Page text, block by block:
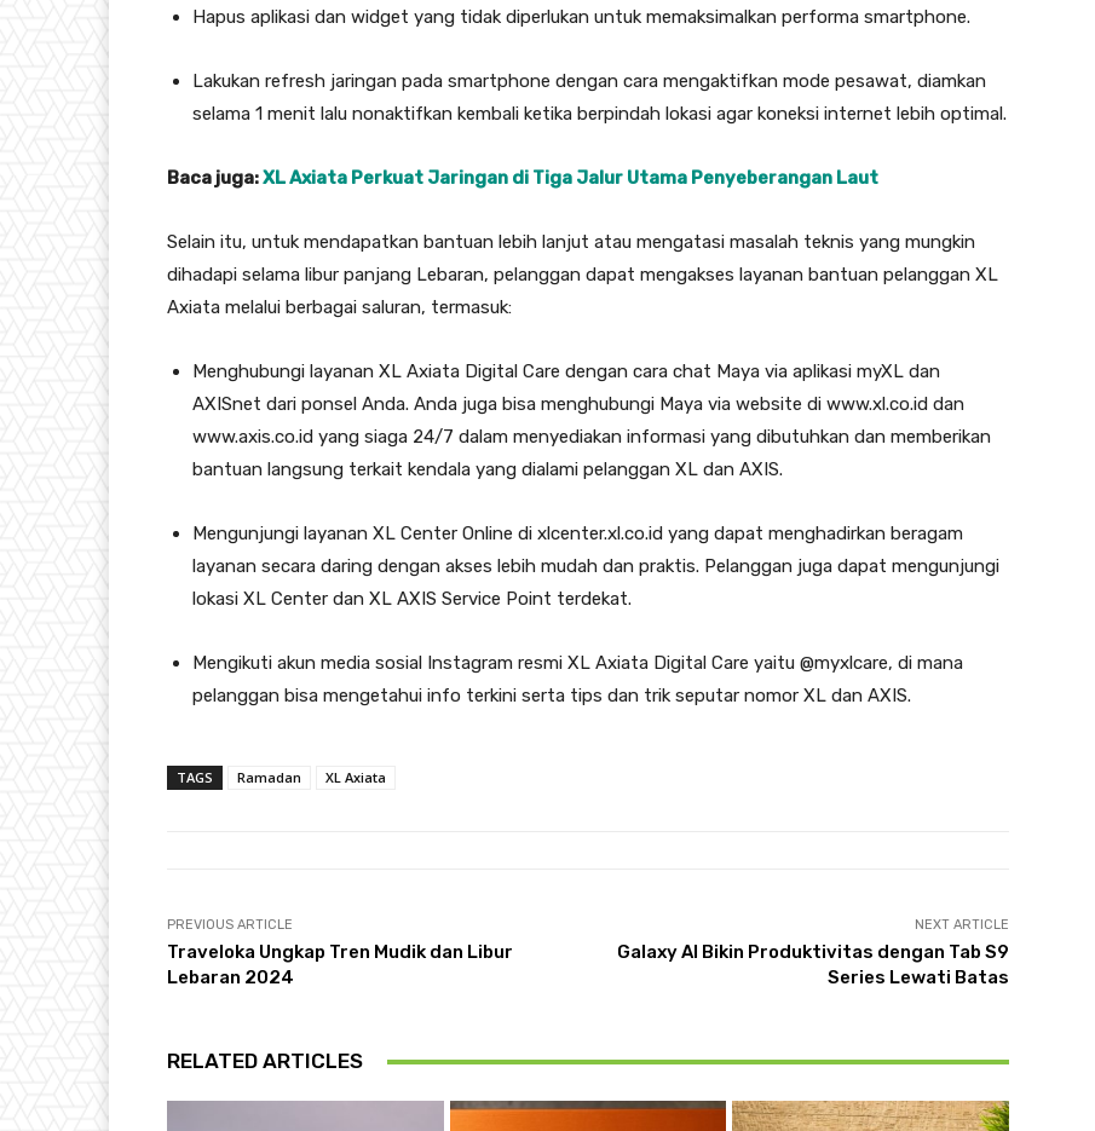
Hapus aplikasi dan widget yang tidak diperlukan untuk memaksimalkan performa smartphone.
Lakukan refresh jaringan pada smartphone dengan cara mengaktifkan mode pesawat, diamkan
selama 1 menit lalu nonaktifkan kembali ketika berpindah lokasi agar koneksi internet lebih optimal.
Baca juga:XL Axiata Perkuat Jaringan di Tiga Jalur Utama Penyeberangan Laut
Selain itu, untuk mendapatkan bantuan lebih lanjut atau mengatasi masalah teknis yang mungkin
dihadapi selama libur panjang Lebaran, pelanggan dapat mengakses layanan bantuan pelanggan XL
Axiata melalui berbagai saluran, termasuk:
Menghubungi layanan XL Axiata Digital Care dengan cara chat Maya via aplikasi myXL dan
AXISnet dari ponsel Anda. Anda juga bisa menghubungi Maya via website di www.xl.co.id dan
www.axis.co.id yang siaga 24/7 dalam menyediakan informasi yang dibutuhkan dan memberikan
bantuan langsung terkait kendala yang dialami pelanggan XL dan AXIS.
Mengunjungi layanan XL Center Online di xlcenter.xl.co.id yang dapat menghadirkan beragam
layanan secara daring dengan akses lebih mudah dan praktis. Pelanggan juga dapat mengunjungi
lokasi XL Center dan XL AXIS Service Point terdekat.
Mengikuti akun media sosial Instagram resmi XL Axiata Digital Care yaitu @myxlcare, di mana
pelanggan bisa mengetahui info terkini serta tips dan trik seputar nomor XL dan AXIS.
TAGS Ramadan XL Axiata
PREVIOUS ARTICLE
Traveloka Ungkap Tren Mudik dan Libur
Lebaran 2024
NEXT ARTICLE
Galaxy AI Bikin Produktivitas dengan Tab S9
Series Lewati Batas
RELATED ARTICLES